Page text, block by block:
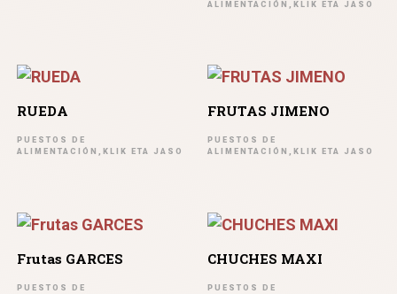
ALIMENTACIÓN,KLIK ETA JASO
RUEDA
PUESTOS DE
ALIMENTACIÓN,KLIK ETA JASO
FRUTAS JIMENO
PUESTOS DE
ALIMENTACIÓN,KLIK ETA JASO
Frutas GARCES
PUESTOS DE
CHUCHES MAXI
PUESTOS DE